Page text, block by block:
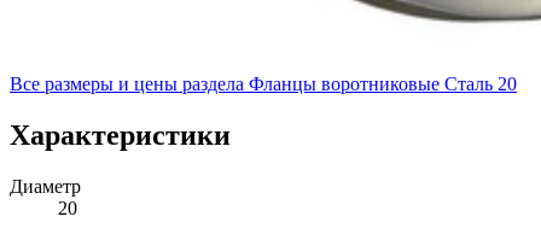
Все размеры и цены раздела Фланцы воротниковые Сталь 20
Характеристики
Диаметр
20